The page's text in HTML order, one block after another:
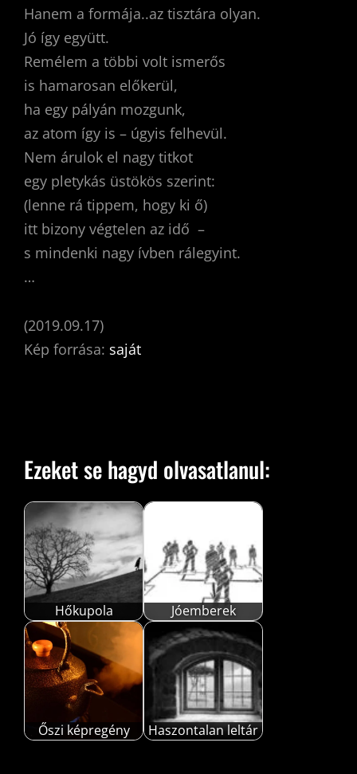
Hanem a formája..az tisztára olyan.
Jó így együtt.
Remélem a többi volt ismerős
is hamarosan előkerül,
ha egy pályán mozgunk,
az atom így is – úgyis felhevül.
Nem árulok el nagy titkot
egy pletykás üstökös szerint:
(lenne rá tippem, hogy ki ő)
itt bizony végtelen az idő –
s mindenki nagy ívben rálegyint.
…
(2019.09.17)
Kép forrása: saját
Ezeket se hagyd olvasatlanul:
Hőkupola Jóemberek
Őszi képregény Haszontalan leltár